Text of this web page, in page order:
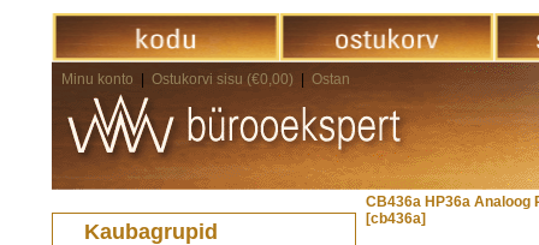
Minu konto Ostukorvi sisu (€0,00) Ostan
Kaubagrupid
CB436a HP36a Analoog
[cb436a]